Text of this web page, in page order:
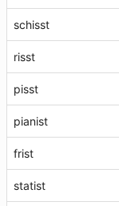
schisst
risst
pisst
pianist
frist
statist